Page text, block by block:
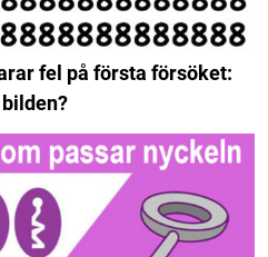
fel på första försöket: